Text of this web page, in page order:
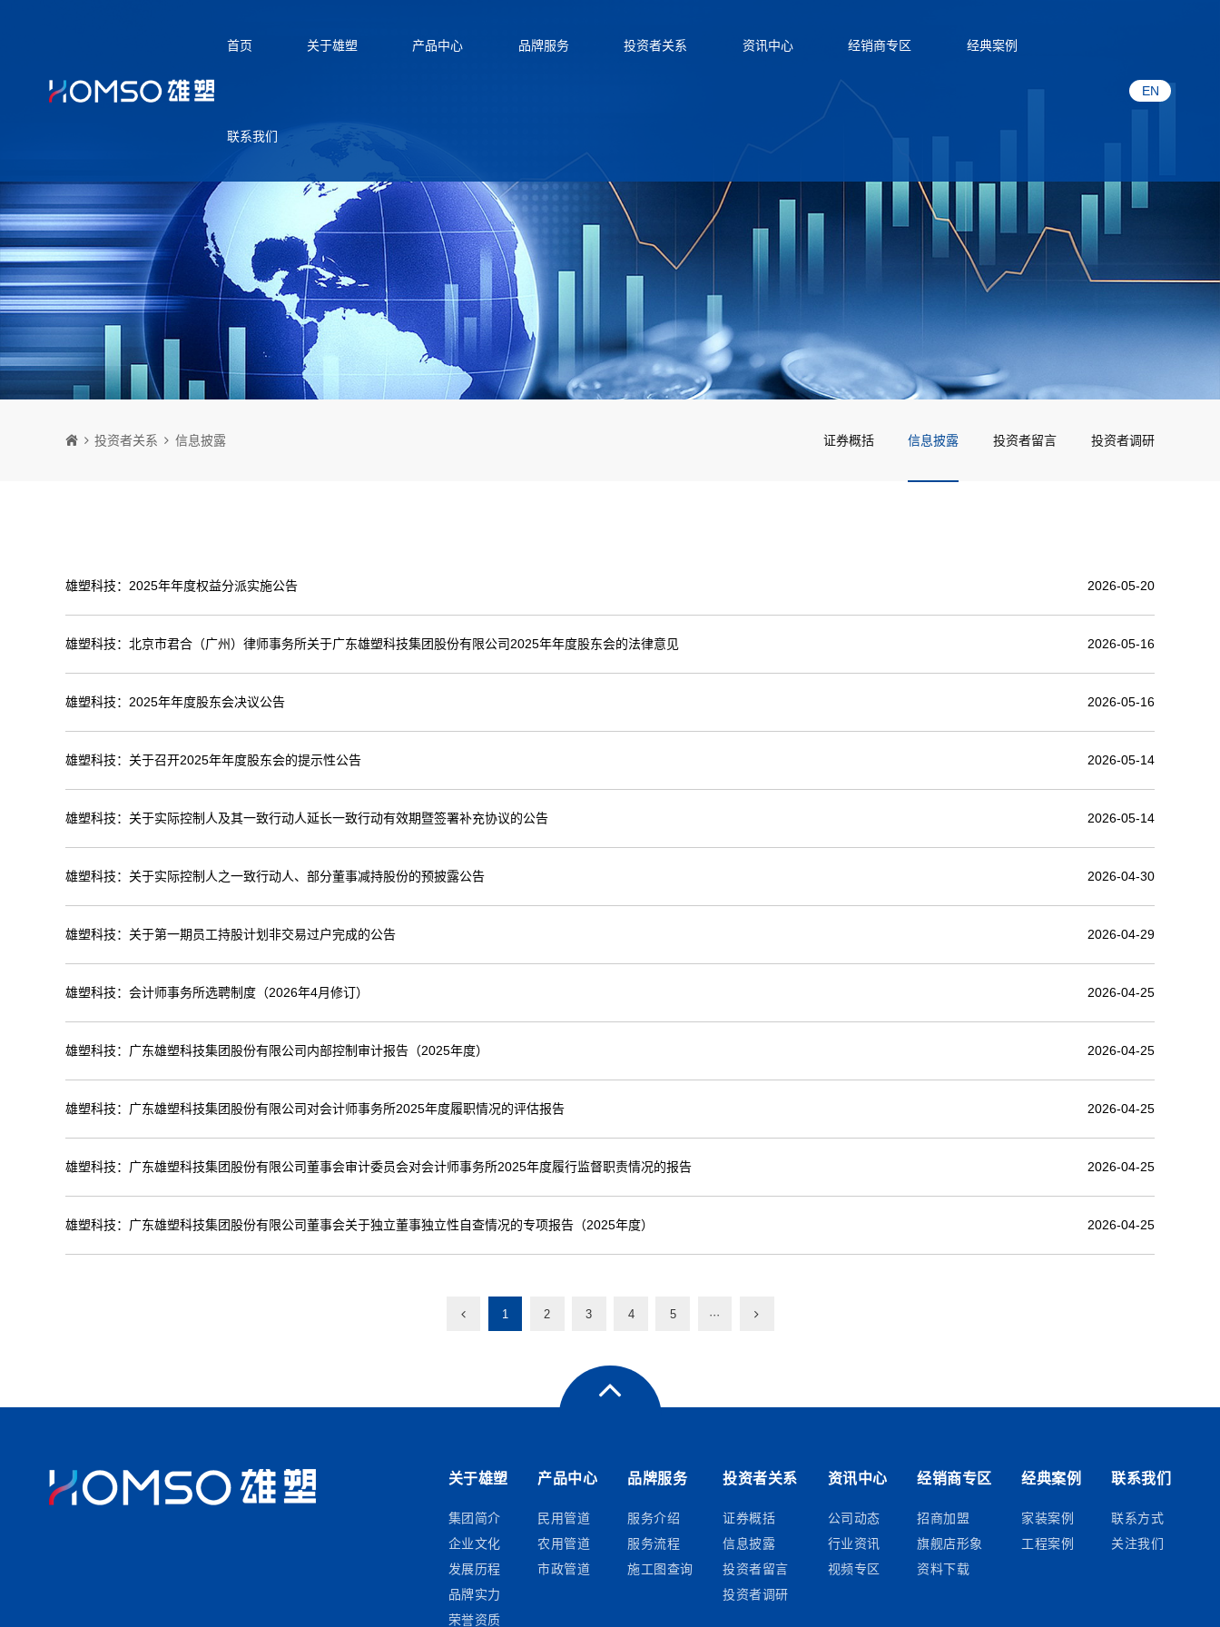
首页 关于雄塑 产品中心 品牌服务 投资者关系 资讯中心 经销商专区 经典案例
联系我们
EN
投资者关系 信息披露 证券概括 信息披露 投资者留言 投资者调研
雄塑科技：2025年年度权益分派实施公告 2026-05-20
雄塑科技：北京市君合（广州）律师事务所关于广东雄塑科技集团股份有限公司2025年年度股东会的法律意见 2026-05-16
雄塑科技：2025年年度股东会决议公告 2026-05-16
雄塑科技：关于召开2025年年度股东会的提示性公告 2026-05-14
雄塑科技：关于实际控制人及其一致行动人延长一致行动有效期暨签署补充协议的公告 2026-05-14
雄塑科技：关于实际控制人之一致行动人、部分董事减持股份的预披露公告 2026-04-30
雄塑科技：关于第一期员工持股计划非交易过户完成的公告 2026-04-29
雄塑科技：会计师事务所选聘制度（2026年4月修订） 2026-04-25
雄塑科技：广东雄塑科技集团股份有限公司内部控制审计报告（2025年度） 2026-04-25
雄塑科技：广东雄塑科技集团股份有限公司对会计师事务所2025年度履职情况的评估报告 2026-04-25
雄塑科技：广东雄塑科技集团股份有限公司董事会审计委员会对会计师事务所2025年度履行监督职责情况的报告 2026-04-25
雄塑科技：广东雄塑科技集团股份有限公司董事会关于独立董事独立性自查情况的专项报告（2025年度） 2026-04-25
1 2 3 4 5 ···
关于雄塑
集团简介
企业文化
发展历程
品牌实力
荣誉资质
产品中心
民用管道
农用管道
市政管道
品牌服务
服务介绍
服务流程
施工图查询
投资者关系
证券概括
信息披露
投资者留言
投资者调研
资讯中心
公司动态
行业资讯
视频专区
经销商专区
招商加盟
旗舰店形象
资料下载
经典案例
家装案例
工程案例
联系我们
联系方式
关注我们